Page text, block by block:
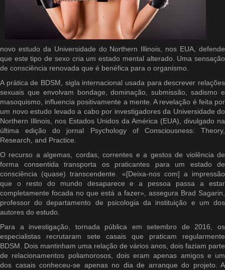
novo estudo da Universidade do Northern Illinois, nos EUA, defende
que este tipo de sexo cria um estado mental alterado. Uma sensação
de consciência renovada que é benéfica para o organismo.
A prática de BDSM, sigla internacional usada para descrever relações
sexuais que envolvam bondage, dominação, submissão, sadismo e
masoquismo, influencia positivamente a mente. A revelação é feita por
um novo estudo levado a cabo por investigadores da Universidade do
Northern Illinois, nos Estados Unidos da América (EUA), divulgado na
última edição do jornal Psychology of Consciousness: Theory,
Research, and Practice.
O recurso a algemas, cordas, correntes e a gestos de violência de
forma consentida transporta os praticantes para um estado de
consciência (quase) transcendente. «[Deixa-nos com] a impressão
que o resto do mundo desaparece e a pessoa passa a estar
completamente focada no que está a fazer», assegura Brad Sagarin,
professor do departamento de psicologia da instituição e um dos
autores do estudo.
Para a investigação, tornada pública em setembro de 2016, os
especialistas recrutaram sete casais que praticam regularmente
BDSM. Dois mantinham uma relação de vários anos, dois faziam parte
de relacionamentos poliamorosos, dois eram apenas amigos e um
dos casais conheceu-se apenas no dia de arranque do projeto. A